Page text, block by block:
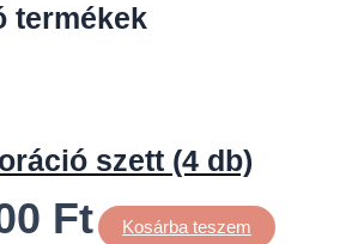
termékek
szett (4 db)
Ft Kosárba teszem